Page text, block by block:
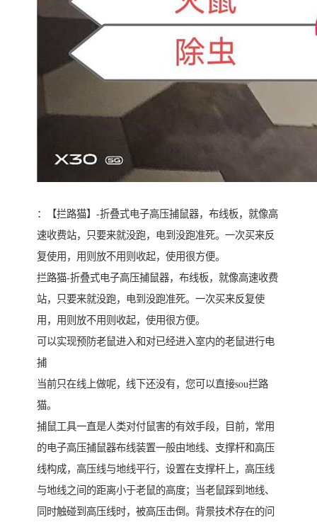
：【拦路猫】-折叠式电子高压捕鼠器，布线板，就像高
速收费站，只要来就没跑，电到没跑准死。一次买来反
复使用，用则放不用则收起，使用很方便。
拦路猫-折叠式电子高压捕鼠器，布线板，就像高速收费
站，只要来就没跑，电到没跑准死。一次买来反复使
用，用则放不用则收起，使用很方便。
可以实现预防老鼠进入和对已经进入室内的老鼠进行电
捕
当前只在线上做呢，线下还没有，您可以直接sou拦路
猫。
捕鼠工具一直是人类对付鼠害的有效手段，目前，常用
的电子高压捕鼠器布线装置一般由地线、支撑杆和高压
线构成，高压线与地线平行，设置在支撑杆上，高压线
与地线之间的距离小于老鼠的高度；当老鼠踩到地线、
同时触碰到高压线时，被高压击倒。背景技术存在的问